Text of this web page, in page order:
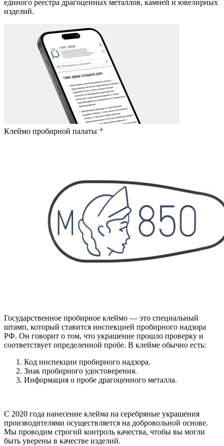
единого реестра драгоценных металлов, камней и ювелирных
изделий.
Клеймо пробирной палаты
Государственное пробирное клеймо — это специальный
штамп, который ставится инспекцией пробирного надзора
РФ. Он говорит о том, что украшение прошло проверку и
соответствует определенной пробе. В клейме обычно есть:
Код инспекции пробирного надзора.
Знак пробирного удостоверения.
Информация о пробе драгоценного металла.
С 2020 года нанесение клейма на серебряные украшения
производителями осуществляется на добровольной основе.
Мы проводим строгий контроль качества, чтобы вы могли
быть уверены в качестве изделий.